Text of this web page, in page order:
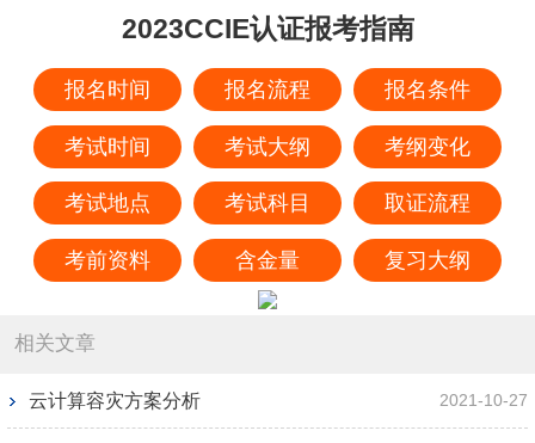
2023CCIE认证报考指南
报名时间 报名流程 报名条件
考试时间 考试大纲 考纲变化
考试地点 考试科目 取证流程
考前资料 含金量 复习大纲
相关文章
云计算容灾方案分析 2021-10-27